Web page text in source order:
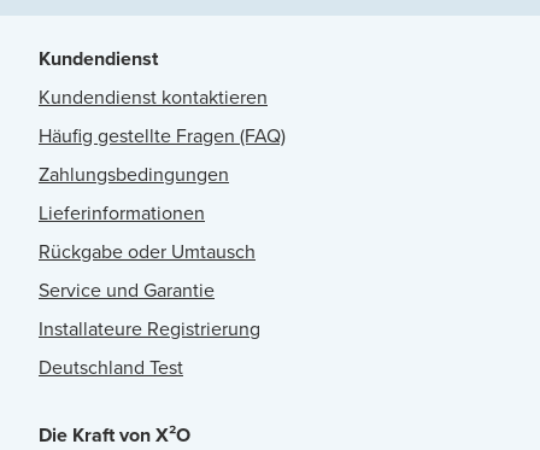
Kundendienst
Kundendienst kontaktieren
Häufig gestellte Fragen (FAQ)
Zahlungsbedingungen
Lieferinformationen
Rückgabe oder Umtausch
Service und Garantie
Installateure Registrierung
Deutschland Test
Die Kraft von X²O